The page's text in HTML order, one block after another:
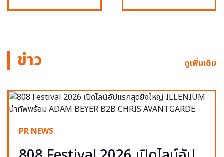
ข่าว ดูเพิ่มเติม
PR NEWS